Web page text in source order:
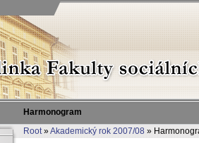
Harmonogram
Root»Akademický rok 2007/08 »